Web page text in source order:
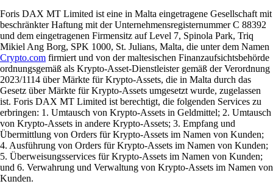
Foris DAX MT Limited ist eine in Malta eingetragene Gesellschaft mit
beschränkter Haftung mit der Unternehmensregisternummer C 88392
und dem eingetragenen Firmensitz auf Level 7, Spinola Park, Triq
Mikiel Ang Borg, SPK 1000, St. Julians, Malta, die unter dem Namen
Crypto.com firmiert und von der maltesischen Finanzaufsichtsbehörde
ordnungsgemäß als Krypto-Asset-Dienstleister gemäß der Verordnung
2023/1114 über Märkte für Krypto-Assets, die in Malta durch das
Gesetz über Märkte für Krypto-Assets umgesetzt wurde, zugelassen
ist. Foris DAX MT Limited ist berechtigt, die folgenden Services zu
erbringen: 1. Umtausch von Krypto-Assets in Geldmittel; 2. Umtausch
von Krypto-Assets in andere Krypto-Assets; 3. Empfang und
Übermittlung von Orders für Krypto-Assets im Namen von Kunden;
4. Ausführung von Orders für Krypto-Assets im Namen von Kunden;
5. Überweisungsservices für Krypto-Assets im Namen von Kunden;
und 6. Verwahrung und Verwaltung von Krypto-Assets im Namen von
Kunden.